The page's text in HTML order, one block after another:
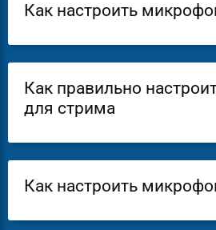
Как настроить
Как правильно
для стрима
Как настроить